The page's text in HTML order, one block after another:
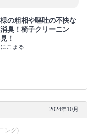
の粗相や嘔吐の不快な
臭！椅子クリーニン
！
こまる
2024年10月
ング)